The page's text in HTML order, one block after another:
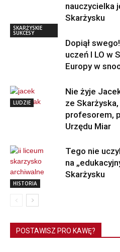
nauczycielka
Skarżysku
SKARŻYSKIE
SUKCESY
Dopiął
uczeń I LO w
Europy w
LUDZIE
Nie żyje
ze
profesorem,
Urzędu Miar
HISTORIA
Tego nie
na
Skarżysku
POSTAWISZ PRO KAWĘ?